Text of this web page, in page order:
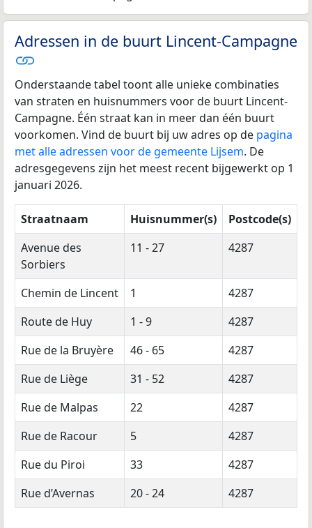
Adressen in de buurt Lincent-Campagne
Onderstaande tabel toont alle unieke combinaties
van straten en huisnummers voor de buurt Lincent-
Campagne. Één straat kan in meer dan één buurt
voorkomen. Vind de buurt bij uw adres op de pagina
met alle adressen voor de gemeente Lijsem. De
adresgegevens zijn het meest recent bijgewerkt op 1
januari 2026.
Straatnaam Huisnummer(s)
Postcode(s)
Avenue des
Sorbiers
11 - 27 4287
Chemin de Lincent 1
4287
Route de Huy
1 - 9
4287
Rue de la Bruyère
46 - 65
4287
Rue de Liège
31 - 52
4287
Rue de Malpas
22
4287
Rue de Racour
5
4287
Rue du Piroi
33
4287
Rue d’Avernas
20 - 24 4287